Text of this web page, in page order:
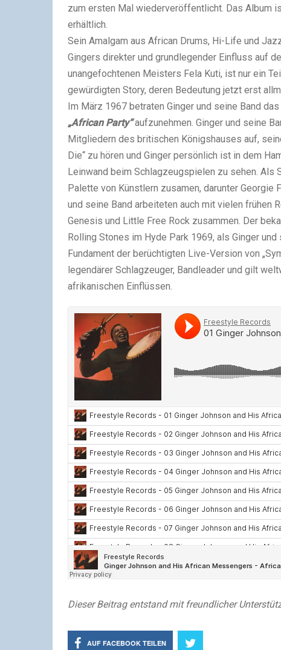
zum ersten Mal wiederveröffentlicht. Das Album
erhältlich.
Sein Amalgam aus African Drums, Hi-Life und
Gingers direkter und grundlegender Einfluss auf
unangefochtenen Meisters Fela Kuti, ist nur ein
gewürdigten Story, deren Bedeutung jetzt erst
Im März 1967 betraten Ginger und seine Band
„African Party“ aufzunehmen. Ginger und seine
Mitgliedern des britischen Königshauses auf,
Die“ zu hören und Ginger persönlich ist in dem
Leinwand beim Schlagzeugspielen zu sehen.
Palette von Künstlern zusamen, darunter Georgie
und seine Band arbeiteten auch mit vielen frühen
Genesis und Little Free Rock zusammen. Der
Rolling Stones im Hyde Park 1969, als Ginger
Fundament der berüchtigten Live-Version von
legendärer Schlagzeuger, Bandleader und gilt
afrikanischen Einflüssen.
Dieser Beitrag entstand mit freundlicher
AUF FACEBOOK TEILEN